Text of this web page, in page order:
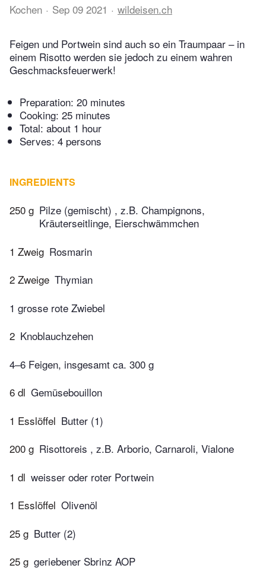
Kochen Sep 09 2021 wildeisen.ch
Feigen und Portwein sind auch so ein Traumpaar – in
einem Risotto werden sie jedoch zu einem wahren
Geschmacksfeuerwerk!
Preparation: 20 minutes
Cooking: 25 minutes
Total: about 1 hour
Serves: 4 persons
INGREDIENTS
250 g Pilze (gemischt) , z.B. Champignons,
Kräuterseitlinge, Eierschwämmchen
1 Zweig Rosmarin
2 Zweige Thymian
1 grosse rote Zwiebel
2 Knoblauchzehen
4–6 Feigen, insgesamt ca. 300 g
6 dl Gemüsebouillon
1 Esslöffel Butter (1)
200 g Risottoreis , z.B. Arborio, Carnaroli, Vialone
1 dl weisser oder roter Portwein
1 Esslöffel Olivenöl
25 g Butter (2)
25 g geriebener Sbrinz AOP